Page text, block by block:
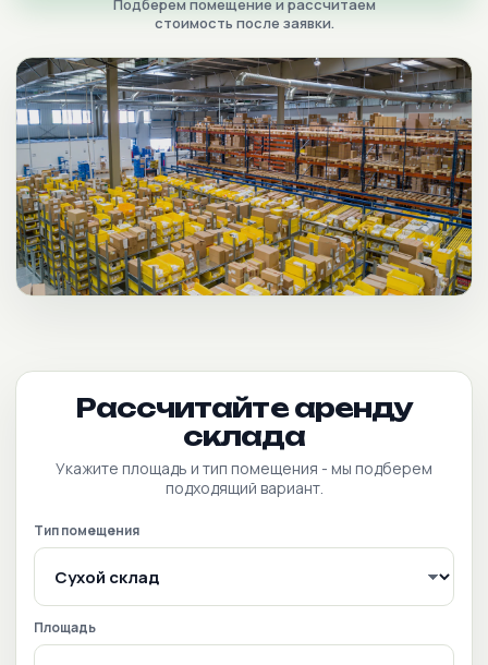
Подберем помещение и рассчитаем
стоимость после заявки.
Рассчитайте аренду
склада
Укажите площадь и тип помещения - мы подберем
подходящий вариант.
Тип помещения
Площадь